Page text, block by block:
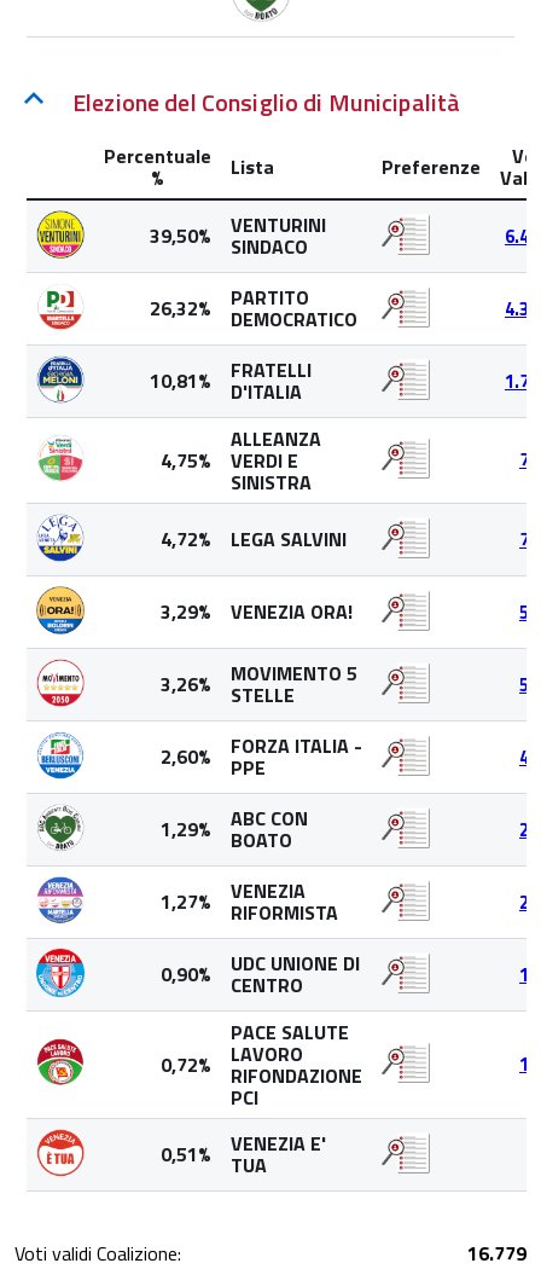
Elezione del Consiglio di Municipalità
Percentuale
% Lista Preferenze
39,50%
VENTURINI
SINDACO
26,32% PARTITO
DEMOCRATICO
10,81% FRATELLI
D'ITALIA
4,75%
ALLEANZA
VERDI E
SINISTRA
4,72% LEGA SALVINI
3,29% VENEZIA ORA!
3,26% MOVIMENTO 5
STELLE
2,60% FORZA ITALIA -
PPE
1,29% ABC CON
BOATO
1,27% VENEZIA
RIFORMISTA
0,90% UDC UNIONE DI
CENTRO
0,72%
PACE SALUTE
LAVORO
RIFONDAZIONE
PCI
0,51% VENEZIA E'
TUA
Voti validi Coalizione:
16.779